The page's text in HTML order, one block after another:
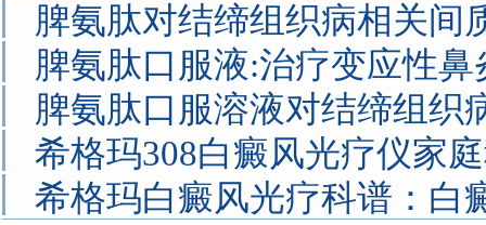
脾氨肽对结缔组织病相关间
脾氨肽口服液:治疗变应性鼻
脾氨肽口服溶液对结缔组织
希格玛308白癜风光疗仪家
希格玛白癜风光疗科谱：白